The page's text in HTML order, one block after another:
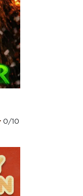
0/10